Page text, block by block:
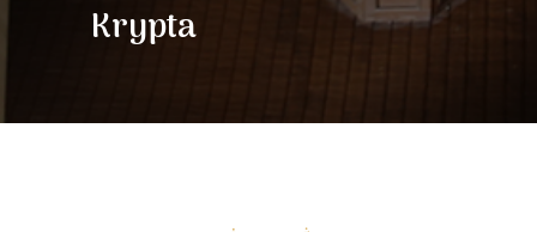
Krypta